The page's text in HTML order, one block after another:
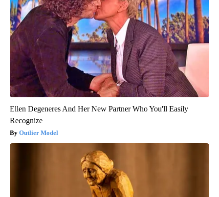
Ellen Degeneres And Her New Partner Who You'll Easily
Recognize
Outlier Model